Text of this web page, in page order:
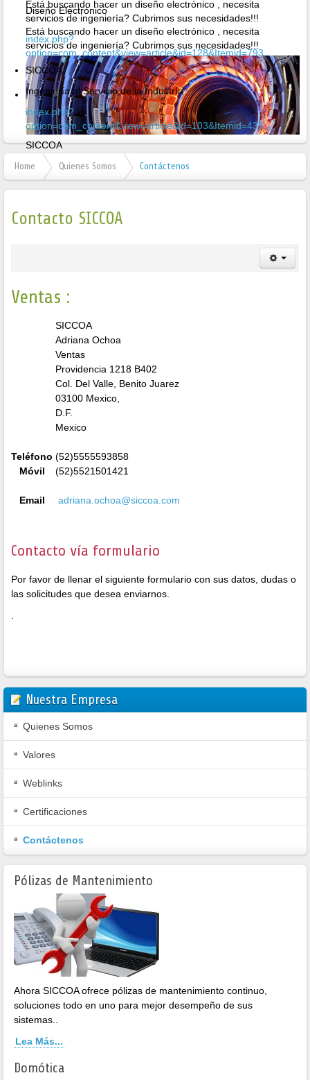
Diseño Electrónico
Está buscando hacer un diseño electrónico , necesita
servicios de ingeniería? Cubrimos sus necesidades!!!
SICCOA
Ingeniería al Servicio de la Industría
Está buscando hacer un diseño electrónico , necesita
servicios de ingeniería? Cubrimos sus necesidades!!!
index.php?
option=com_content&view=article&id=128&Itemid=793
SICCOA
Ingeniería al Servicio de la Industría
index.php?
option=com_content&view=article&id=103&Itemid=435
Home Quienes Somos Contáctenos
Contacto SICCOA
Ventas :
SICCOA
Adriana Ochoa
Ventas
Providencia 1218 B402
Col. Del Valle, Benito Juarez
03100 Mexico,
D.F.
Mexico
Teléfono (52)5555593858
Móvil
(52)5521501421
Email adriana.ochoa@siccoa.com
Contacto vía formulario
Por favor de llenar el siguiente formulario con sus datos, dudas o
las solicitudes que desea enviarnos.
Nuestra Empresa
Quienes Somos
Valores
Weblinks
Certificaciones
Contáctenos
Pólizas de Mantenimiento
Ahora SICCOA ofrece pólizas de mantenimiento continuo,
soluciones todo en uno para mejor desempeño de sus
sistemas..
Lea Más...
Domótica